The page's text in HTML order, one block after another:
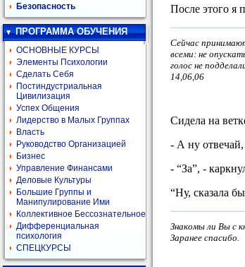
Безопасность
ПРОГРАММА ОБУЧЕНИЯ
ОСНОВНЫЕ КУРСЫ
Элементы Психологии
Сделать Себя
Постиндустриальная
Цивилизация
Успех Общения
Лидерство в Малых Группах
Власть
Руководство Организацией
Бизнес
Управление Финансами
Деловые Культуры
Большие Группы и
Манипулирование Ими
Коллективное Бессознательное
Дифференциальная
психология
СПЕЦКУРСЫ
После этого я
Сейчас
всеми: не
голос не
14,06,06
Сидела на
- А ну
- “За”, -
“Ну, сказала
Знакомы ли Вы с
Заранее спасибо.